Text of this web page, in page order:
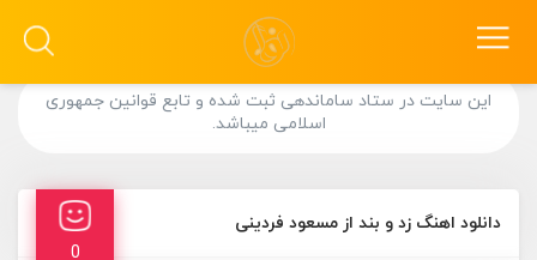
این سایت در ستاد ساماندهی ثبت شده و تابع قوانین جمهوری
اسلامی میباشد.
دانلود اهنگ زد و بند از مسعود فردینی
0